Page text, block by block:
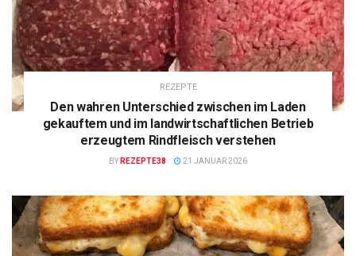
REZEPTE
Den wahren Unterschied zwischen im Laden
gekauftem und im landwirtschaftlichen Betrieb
erzeugtem Rindfleisch verstehen
BY REZEPTE38 21 JANUAR 2026